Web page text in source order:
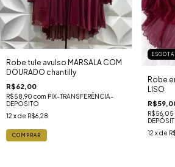
Robe tule avulso MARSALA COM
DOURADO chantilly
R$62,00
R$58,90 com PIX-TRANSFERÊNCIA-
DEPÓSITO
12 x de R$6,28
COMPRAR
Robe
LISO
R$56,05
12 x de